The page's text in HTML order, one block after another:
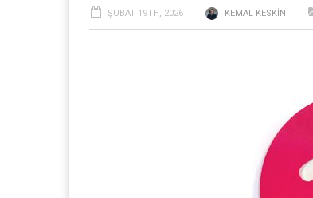
ŞUBAT 19TH, 2026 KEMAL KESKIN